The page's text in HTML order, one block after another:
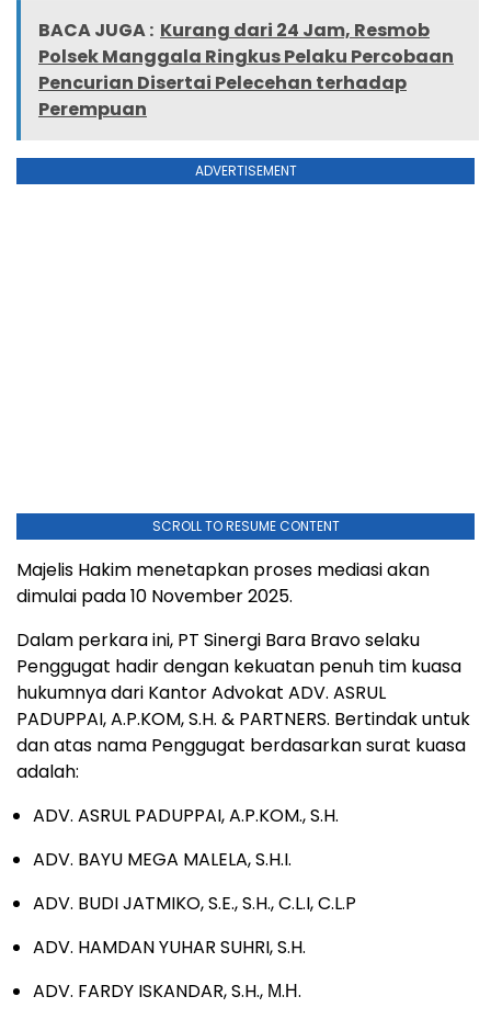
BACA JUGA : Kurang dari 24 Jam, Resmob
Polsek Manggala Ringkus Pelaku Percobaan
Pencurian Disertai Pelecehan terhadap
Perempuan
ADVERTISEMENT
SCROLL TO RESUME CONTENT
Majelis Hakim menetapkan proses mediasi akan
dimulai pada 10 November 2025.
Dalam perkara ini, PT Sinergi Bara Bravo selaku
Penggugat hadir dengan kekuatan penuh tim kuasa
hukumnya dari Kantor Advokat ADV. ASRUL
PADUPPAI, A.P.KOM, S.H. & PARTNERS. Bertindak untuk
dan atas nama Penggugat berdasarkan surat kuasa
adalah:
ADV. ASRUL PADUPPAI, A.P.KOM., S.H.
ADV. BAYU MEGA MALELA, S.H.I.
ADV. BUDI JATMIKO, S.E., S.H., C.L.I, C.L.P
ADV. HAMDAN YUHAR SUHRI, S.H.
ADV. FARDY ISKANDAR, S.H., М.Н.